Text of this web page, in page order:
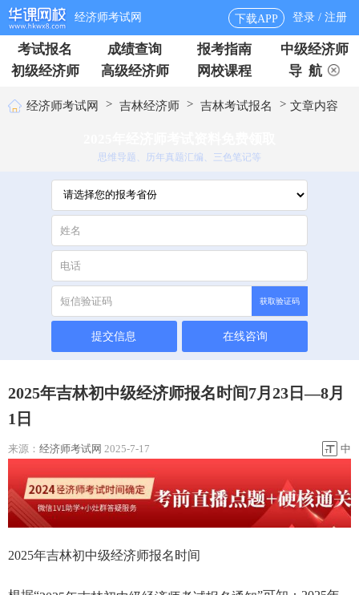
经济师考试网 下载APP 登录 / 注册
考试报名 成绩查询 报考指南
中级经济师
初级经济师
高级经济师 网校课程 导 航
经济师考试网 > 吉林经济师 > 吉林考试报名 > 文章内容
思维导题、历年真题汇编、三色笔记等
获取验证码
提交信息 在线咨询
2025年吉林初中级经济师报名时间7月23日—8月
1日
来源： 经济师考试网 2025-7-17 中
2025年吉林初中级经济师报名时间